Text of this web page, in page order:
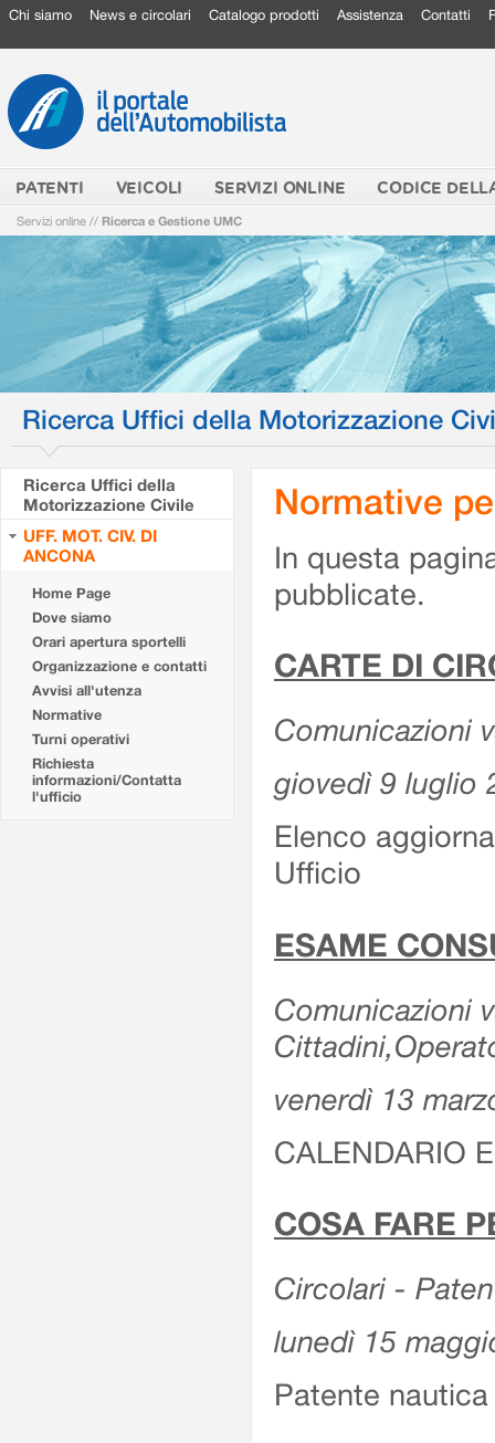
Chi siamo News e circolari Catalogo prodotti Assistenza Contatti
PATENTI VEICOLI SERVIZI ONLINE CODICE
Servizi online // Ricerca e Gestione UMC
Ricerca Uffici della Motorizzazione
Ricerca Uffici della
Motorizzazione Civile
UFF. MOT. CIV. DI
ANCONA
Home Page
Dove siamo
Orari apertura sportelli
Organizzazione e contatti
Avvisi all'utenza
Normative
Turni operativi
Richiesta
informazioni/Contatta
l'ufficio
Normative
In questa
pubblicate.
CARTE DI
Comunicazioni
giovedì 9 luglio
Elenco
Ufficio
ESAME
Comunicazioni
venerdì 13
CALENDARIO
COSA FARE
Circolari -
lunedì 15
Patente